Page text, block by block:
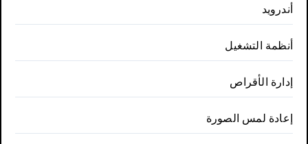
أندرويد
أنظمة التشغيل
إدارة الأقراص
إعادة لمس الصورة